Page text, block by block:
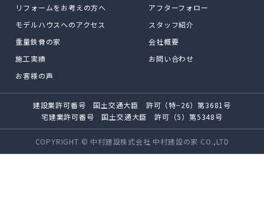
リフォームをお考えの方へ
モデルハウスへのアクセス
重量鉄骨の家
施工実績
お客様の声
アフターフォロー
スタッフ紹介
会社概要
お問い合わせ
建設業許可番号 国土交通大臣 許可（特−26）第3681号
宅建業許可番号 国土交通大臣 許可（5）第5348号
COPYRIGHT © 中村建設株式会社 中村建設の家 CO.,LTD